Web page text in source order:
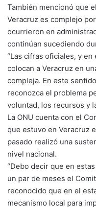
También mencionó que
Veracruz es complejo
ocurrieron en
continúan sucediendo
“Las cifras oficiales, y
colocan a Veracruz en
compleja. En este
reconozca el problema
voluntad, los recursos y
La ONU cuenta con el
que estuvo en Veracruz
pasado realizó una
nivel nacional.
“Debo decir que en
un par de meses el
reconocido que en el
mecanismo local para